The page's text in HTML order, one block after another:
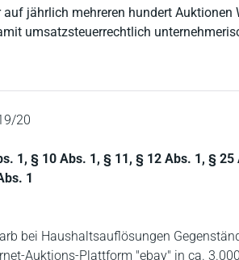
jährlich mehreren hundert
umsatzsteuerrechtlich
20
1, § 10 Abs. 1, § 11, § 12 Abs. 1, § 25
1
bei Haushaltsauflösungen
Auktions-Plattform "ebay" in ca.